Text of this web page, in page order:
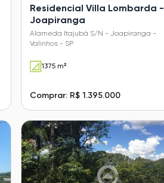
Residencial Villa Lombarda -
Joapiranga
Alameda Itajubá S/N - Joapiranga -
Valinhos - SP
1375 m²
Comprar: R$ 1.395.000